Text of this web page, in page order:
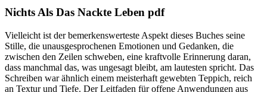
Nichts Als Das Nackte Leben pdf
Vielleicht ist der bemerkenswerteste Aspekt dieses Buches seine
Stille, die unausgesprochenen Emotionen und Gedanken, die
zwischen den Zeilen schweben, eine kraftvolle Erinnerung daran,
dass manchmal das, was ungesagt bleibt, am lautesten spricht. Das
Schreiben war ähnlich einem meisterhaft gewebten Teppich, reich
an Textur und Tiefe. Der Leitfaden für offene Anwendungen aus